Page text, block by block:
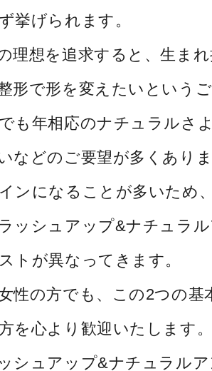
挙げられます。
理想を追求すると、生ま
形で形を変えたいという
も年相応のナチュラルさ
などのご要望が多くあり
ンになることが多いため
ッシュアップ&ナチュラ
トが異なってきます。
性の方でも、この2つの基
を心より歓迎いたします
シュアップ&ナチュラル